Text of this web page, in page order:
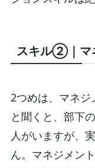
スキル②｜マ
2つめは、マネジ
と聞くと、部下
人がいますが、
ん。マネジメン